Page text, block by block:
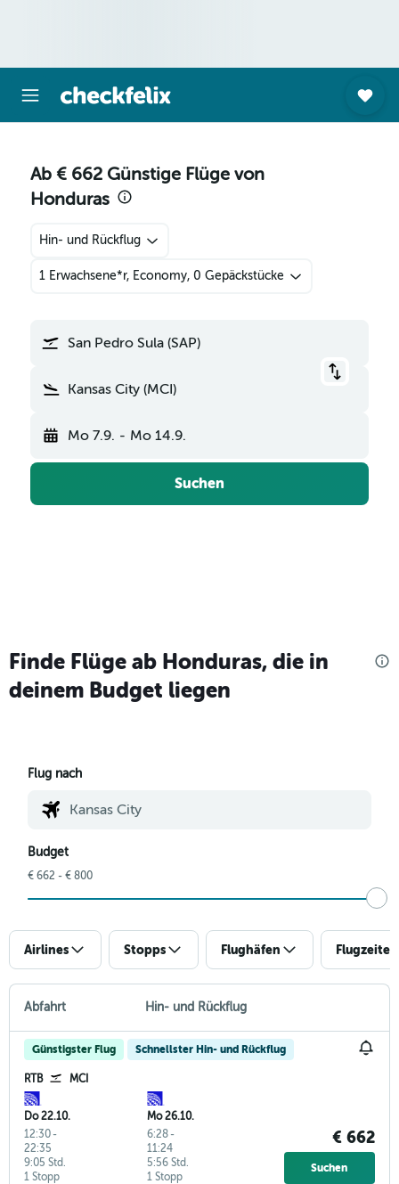
Ab € 662 Günstige Flüge von
Honduras
Hin- und Rückflug
1 Erwachsene*r, Economy, 0 Gepäckstücke
San Pedro Sula (SAP)
Kansas City (MCI)
Mo 7.9. - Mo 14.9.
Suchen
Finde Flüge ab Honduras, die in
deinem Budget liegen
Flug nach
Budget
€ 662 - € 800
Airlines Stopps Flughäfen Flugzeiten
Abfahrt Hin- und Rückflug
Günstigster Flug Schnellster Hin- und Rückflug
RTB MCI
Do 22.10.
12:30-
22:35
1 Stopp
9:05 Std.
Mo 26.10.
6:28-
11:24
1 Stopp
5:56 Std.
€ 662
Suchen